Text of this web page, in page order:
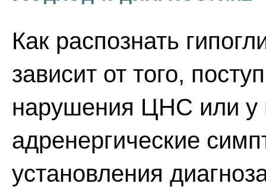
Как распознать
зависит от того,
нарушения ЦНС или у
адренергические
установления